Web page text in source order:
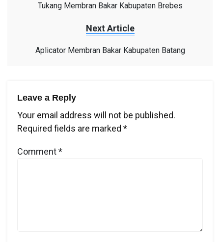
Tukang Membran Bakar Kabupaten Brebes
Next Article
Aplicator Membran Bakar Kabupaten Batang
Leave a Reply
Your email address will not be published.
Required fields are marked *
Comment*